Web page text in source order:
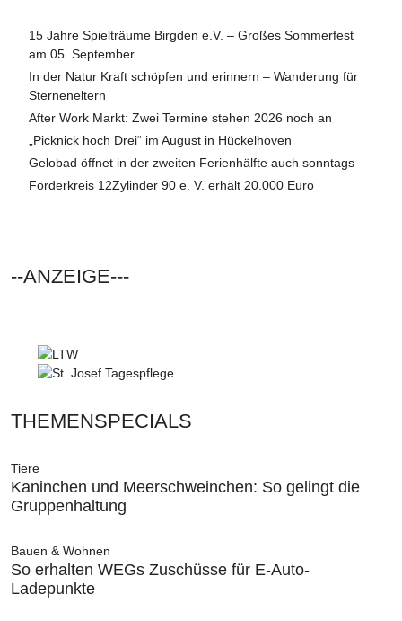
15 Jahre Spielträume Birgden e.V. – Großes Sommerfest
am 05. September
In der Natur Kraft schöpfen und erinnern – Wanderung für
Sterneneltern
After Work Markt: Zwei Termine stehen 2026 noch an
„Picknick hoch Drei“ im August in Hückelhoven
Gelobad öffnet in der zweiten Ferienhälfte auch sonntags
Förderkreis 12Zylinder 90 e. V. erhält 20.000 Euro
--ANZEIGE---
THEMENSPECIALS
Tiere
Kaninchen und Meerschweinchen: So gelingt die
Gruppenhaltung
Bauen & Wohnen
So erhalten WEGs Zuschüsse für E-Auto-
Ladepunkte